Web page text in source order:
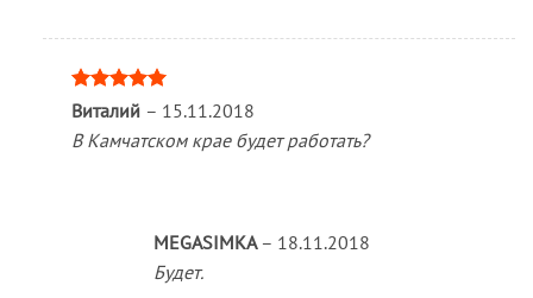
Оценка
Виталий – 15.11.2018
В Камчатском крае будет работать?
MEGASIMKA – 18.11.2018
Будет.